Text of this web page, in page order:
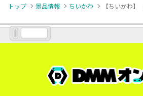
トップ
景品情報 ちいかわ